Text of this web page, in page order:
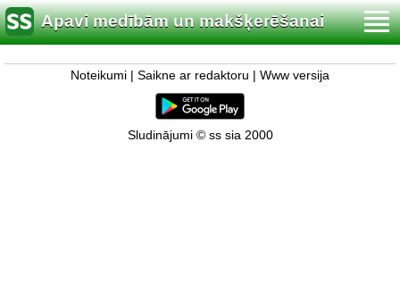
Apavi medībām un makšķerēšanai
Noteikumi Saikne ar redaktoru Www versija
Sludinājumi © ss sia 2000